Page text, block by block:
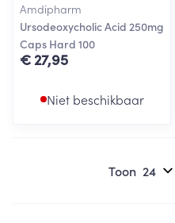
Amdipharm
Ursodeoxycholic Acid 250mg
Caps Hard 100
€ 27,95
Niet beschikbaar
Toon